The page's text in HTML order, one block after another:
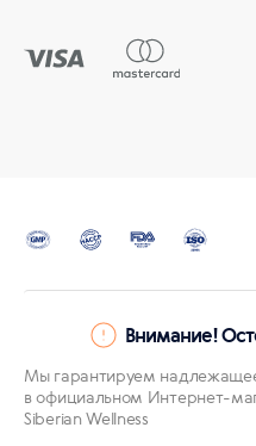
Внимание!
Мы гарантируем
в официальном Интернет-
Siberian Wellness